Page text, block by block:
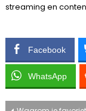
streaming en
Facebook
WhatsApp